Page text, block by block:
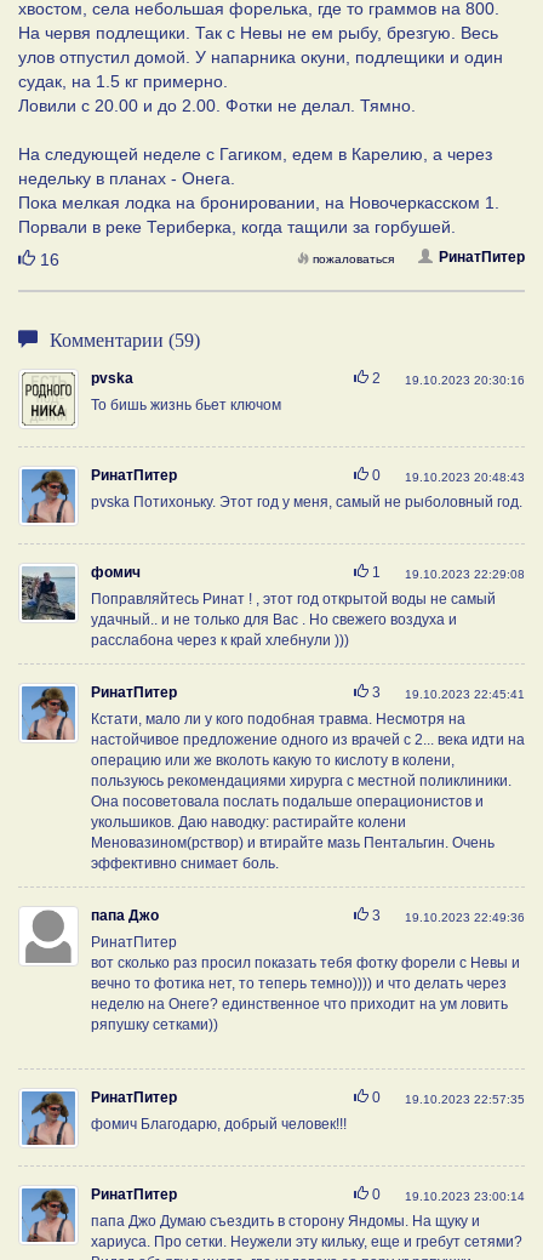
хвостом, села небольшая форелька, где то граммов на 800.
На червя подлещики. Так с Невы не ем рыбу, брезгую. Весь
улов отпустил домой. У напарника окуни, подлещики и один
судак, на 1.5 кг примерно.
Ловили с 20.00 и до 2.00. Фотки не делал. Тямно.
На следующей неделе с Гагиком, едем в Карелию, а через
недельку в планах - Онега.
Пока мелкая лодка на бронировании, на Новочеркасском 1.
Порвали в реке Териберка, когда тащили за горбушей.
Нравится
16 РинатПитер
пожаловаться
Комментарии (59)
pvska 19.10.2023 20:30:16
Нравится
2
То бишь жизнь бьет ключом
РинатПитер 19.10.2023 20:48:43
Нравится
0
pvska Потихоньку. Этот год у меня, самый не рыболовный год.
фомич 19.10.2023 22:29:08
Нравится
1
Поправляйтесь Ринат ! , этот год открытой воды не самый
удачный.. и не только для Вас . Но свежего воздуха и
расслабона через к край хлебнули )))
РинатПитер 19.10.2023 22:45:41
Нравится
3
Кстати, мало ли у кого подобная травма. Несмотря на
настойчивое предложение одного из врачей с 2... века идти на
операцию или же вколоть какую то кислоту в колени,
пользуюсь рекомендациями хирурга с местной поликлиники.
Она посоветовала послать подальше операционистов и
укольшиков. Даю наводку: растирайте колени
Меновазином(рствор) и втирайте мазь Пентальгин. Очень
эффективно снимает боль.
папа Джо 19.10.2023 22:49:36
Нравится
3
РинатПитер
вот сколько раз просил показать тебя фотку форели с Невы и
вечно то фотика нет, то теперь темно)))) и что делать через
неделю на Онеге? единственное что приходит на ум ловить
ряпушку сетками))
РинатПитер 19.10.2023 22:57:35
Нравится
0
фомич Благодарю, добрый человек!!!
РинатПитер 19.10.2023 23:00:14
Нравится
0
папа Джо Думаю съездить в сторону Яндомы. На щуку и
хариуса. Про сетки. Неужели эту кильку, еще и гребут сетями?